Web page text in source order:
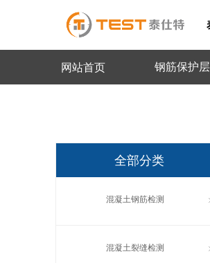
钢筋保护
网站首页
全部分类
混凝土钢筋检测
混凝土裂缝检测